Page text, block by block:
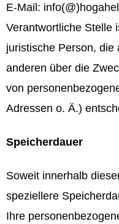
E-Mail:
Verantwortliche Stelle
juristische Person, die
anderen über die
von
Adressen o. Ä.)
Speicherdauer
Soweit innerhalb
speziellere
Ihre